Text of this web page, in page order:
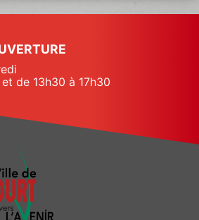
de 13h30 à 17h30